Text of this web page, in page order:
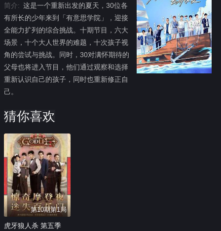
简介: 这是一个重新出发的夏天，30位各
有所长的少年来到「有意思学院」，迎接
全能力扩列的综合挑战。十期节目，六大
场景，十个大人世界的难题，十次孩子视
角的尝试与挑战。同时，30对满怀期待的
父母也将进入节目，他们通过观察和选择
重新认识自己的孩子，同时也重新修正自
己。
猜你喜欢
第10期第1局
虎牙狼人杀 第五季